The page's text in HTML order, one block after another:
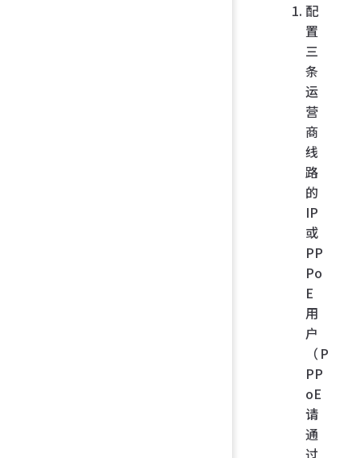
配
置
三
条
运
营
商
线
路
的
IP
或
PP
Po
E
用
户
（P
PP
oE
请
通